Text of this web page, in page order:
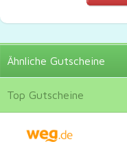
Ähnliche Gutscheine
Top Gutscheine